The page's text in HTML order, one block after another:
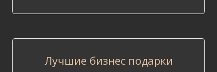
Лучшие бизнес подарки